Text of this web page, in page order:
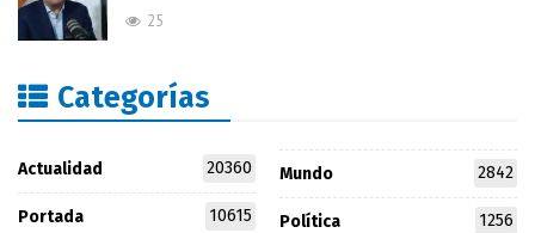
25
Categorías
Actualidad 20360
Portada 10615
Mundo 2842
Política 1256